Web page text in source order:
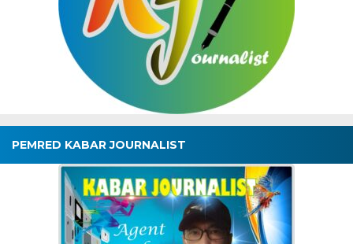
PEMRED KABAR JOURNALIST